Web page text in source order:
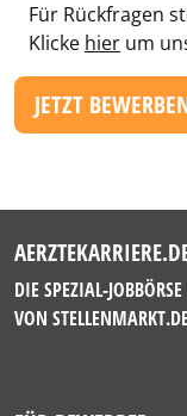
Für Rückfragen
Klicke hier um
JETZT
DIE SPEZIAL-
VON